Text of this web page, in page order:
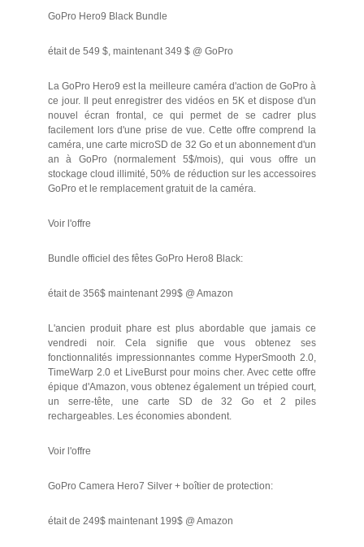
GoPro Hero9 Black Bundle
était de 549 $, maintenant 349 $ @ GoPro
La GoPro Hero9 est la meilleure caméra d'action de GoPro à
ce jour. Il peut enregistrer des vidéos en 5K et dispose d'un
nouvel écran frontal, ce qui permet de se cadrer plus
facilement lors d'une prise de vue. Cette offre comprend la
caméra, une carte microSD de 32 Go et un abonnement d'un
an à GoPro (normalement 5$/mois), qui vous offre un
stockage cloud illimité, 50% de réduction sur les accessoires
GoPro et le remplacement gratuit de la caméra.
Voir l'offre
Bundle officiel des fêtes GoPro Hero8 Black:
était de 356$ maintenant 299$ @ Amazon
L'ancien produit phare est plus abordable que jamais ce
vendredi noir. Cela signifie que vous obtenez ses
fonctionnalités impressionnantes comme HyperSmooth 2.0,
TimeWarp 2.0 et LiveBurst pour moins cher. Avec cette offre
épique d'Amazon, vous obtenez également un trépied court,
un serre-tête, une carte SD de 32 Go et 2 piles
rechargeables. Les économies abondent.
Voir l'offre
GoPro Camera Hero7 Silver + boîtier de protection:
était de 249$ maintenant 199$ @ Amazon